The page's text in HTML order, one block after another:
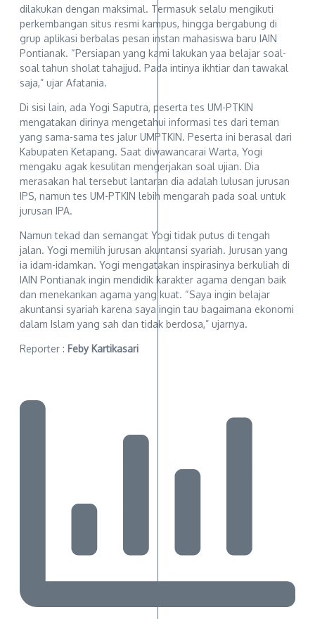
dilakukan dengan maksimal. Termasuk selalu mengikuti
perkembangan situs resmi kampus, hingga bergabung di
grup aplikasi berbalas pesan instan mahasiswa baru IAIN
Pontianak. “Persiapan yang kami lakukan yaa belajar soal-
soal tahun sholat tahajjud. Pada intinya ikhtiar dan tawakal
saja,” ujar Afatania.
Di sisi lain, ada Yogi Saputra, peserta tes UM-PTKIN
mengatakan dirinya mengetahui informasi tes dari teman
yang sama-sama tes jalur UMPTKIN. Peserta ini berasal dari
Kabupaten Ketapang. Saat diwawancarai Warta, Yogi
mengaku agak kesulitan mengerjakan soal ujian. Dia
merasakan hal tersebut lantaran dia adalah lulusan jurusan
IPS, namun tes UM-PTKIN lebih mengarah pada soal untuk
jurusan IPA.
Namun tekad dan semangat Yogi tidak putus di tengah
jalan. Yogi memilih jurusan akuntansi syariah. Jurusan yang
ia idam-idamkan. Yogi mengatakan inspirasinya berkuliah di
IAIN Pontianak ingin mendidik karakter agama dengan baik
dan menekankan agama yang kuat. “Saya ingin belajar
akuntansi syariah karena saya ingin tau bagaimana ekonomi
dalam Islam yang sah dan tidak berdosa,” ujarnya.
Reporter : Feby Kartikasari